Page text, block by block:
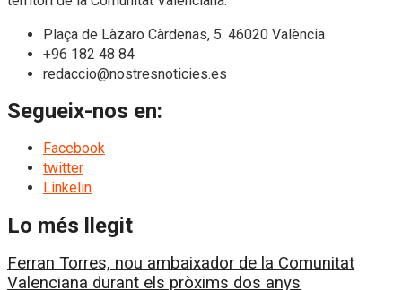
Plaça de Làzaro Càrdenas, 5. 46020 València
+96 182 48 84
redaccio@nostresnoticies.es
Segueix-nos en:
Facebook
twitter
Linkelin
Lo més llegit
Ferran Torres, nou ambaixador de la Comunitat
Valenciana durant els pròxims dos anys